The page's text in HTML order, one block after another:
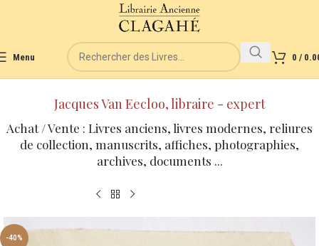
Menu 0 /
Jacques Van Eecloo, libraire - expert
Achat / Vente : Livres anciens, livres modernes, reliures
de collection, manuscrits, affiches, photographies,
archives, documents ...
-40%